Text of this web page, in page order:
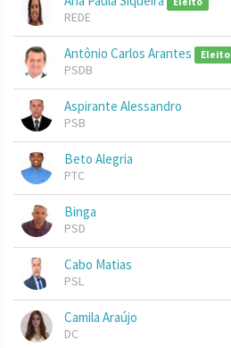
REDE
Antônio Carlos Arantes Eleito
PSDB
Aspirante Alessandro
PSB
Beto Alegria
PTC
Binga
PSD
Cabo Matias
PSL
Camila Araújo
DC